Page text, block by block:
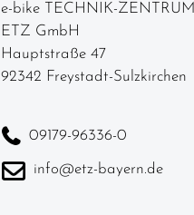
e-bike TECHNIK-ZENTRUM
ETZ GmbH
Hauptstraße 47
92342 Freystadt-Sulzkirchen
09179-96336-0
info@etz-bayern.de